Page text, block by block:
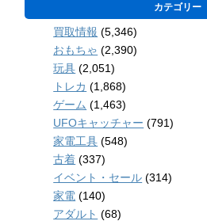
カテゴリー
買取情報 (5,346)
おもちゃ (2,390)
玩具 (2,051)
トレカ (1,868)
ゲーム (1,463)
UFOキャッチャー (791)
家電工具 (548)
古着 (337)
イベント・セール (314)
家電 (140)
アダルト (68)